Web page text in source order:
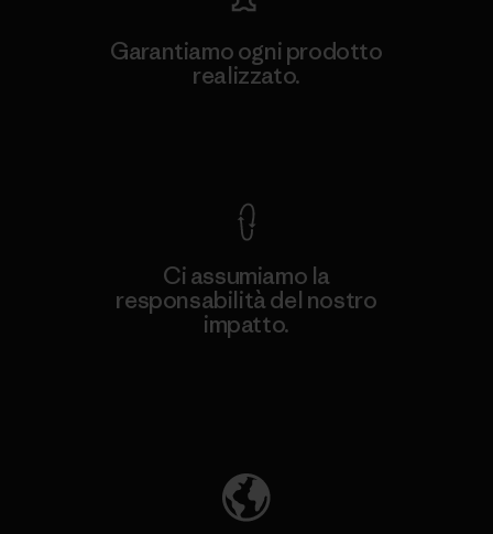
Garantiamo ogni prodotto
realizzato.
Ci assumiamo la
responsabilità del nostro
impatto.